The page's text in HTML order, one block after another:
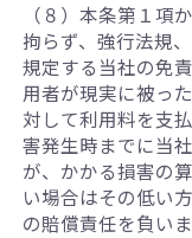
（８）本条第１項
拘らず、強行法規
規定する当社の免
用者が現実に被っ
対して利用料を支
害発生時までに当
が、かかる損害の
い場合はその低い
の賠償責任を負いま